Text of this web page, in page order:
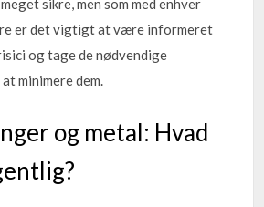
er det vigtigt at være informeret
og tage de nødvendige
minimere dem.
og metal: Hvad